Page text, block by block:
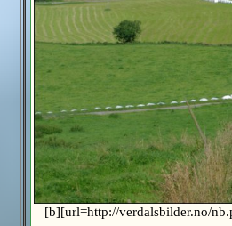
[b][url=http://verdalsbilder.no/